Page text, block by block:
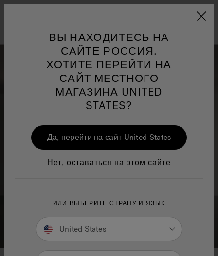
Jacuzzi&reg; EMEA
Jacuzzi® Sensational
Wellness™
One Page
ВЫ НАХОДИТЕСЬ НА
САЙТЕ РОССИЯ.
ХОТИТЕ ПЕРЕЙТИ НА
САЙТ МЕСТНОГО
МАГАЗИНА UNITED
STATES?
Да, перейти на сайт United States
Нет, оставаться на этом сайте
ИЛИ ВЫБЕРИТЕ СТРАНУ И ЯЗЫК
United States